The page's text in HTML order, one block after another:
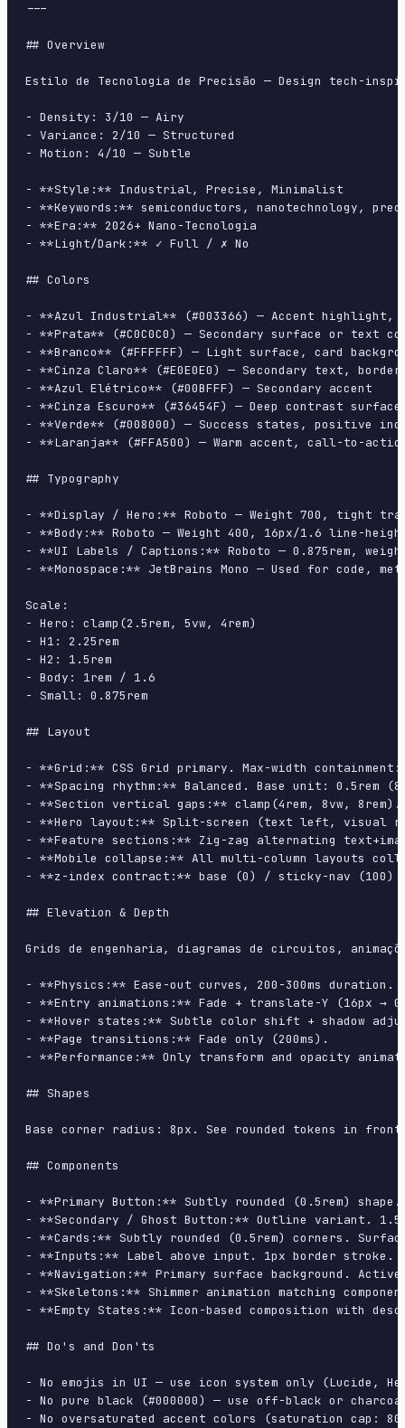
---
## Overview
Estilo de Tecnologia de Precisão — Design tech-
- Density: 3/10 — Airy
- Variance: 2/10 — Structured
- Motion: 4/10 — Subtle
- **Style:** Industrial, Precise, Minimalist
- **Keywords:** semiconductors, nanotechnology,
- **Era:** 2026+ Nano-Tecnologia
- **Light/Dark:** ✓ Full / ✗ No
## Colors
- **Azul Industrial** (#003366) — Accent highlight,
- **Prata** (#C0C0C0) — Secondary surface or text
- **Branco** (#FFFFFF) — Light surface, card
- **Cinza Claro** (#E0E0E0) — Secondary text,
- **Azul Elétrico** (#00BFFF) — Secondary accent
- **Cinza Escuro** (#36454F) — Deep contrast surface
- **Verde** (#008000) — Success states, positive
- **Laranja** (#FFA500) — Warm accent, call-to-
## Typography
- **Display / Hero:** Roboto — Weight 700, tight
- **Body:** Roboto — Weight 400, 16px/1.6 line-
- **UI Labels / Captions:** Roboto — 0.875rem,
- **Monospace:** JetBrains Mono — Used for code,
Scale:
- Hero: clamp(2.5rem, 5vw, 4rem)
- H1: 2.25rem
- H2: 1.5rem
- Body: 1rem / 1.6
- Small: 0.875rem
## Layout
- **Grid:** CSS Grid primary. Max-width
- **Spacing rhythm:** Balanced. Base unit: 0.5rem
- **Section vertical gaps:** clamp(4rem, 8vw, 8rem).
- **Hero layout:** Split-screen (text left, visual
- **Feature sections:** Zig-zag alternating
- **Mobile collapse:** All multi-column layouts
- **z-index contract:** base (0) / sticky-nav
## Elevation & Depth
Grids de engenharia, diagramas de circuitos,
- **Physics:** Ease-out curves, 200-300ms duration.
- **Entry animations:** Fade + translate-Y (16px →
- **Hover states:** Subtle color shift + shadow
- **Page transitions:** Fade only (200ms).
- **Performance:** Only transform and opacity
## Shapes
Base corner radius: 8px. See rounded tokens in
## Components
- **Primary Button:** Subtly rounded (0.5rem)
- **Secondary / Ghost Button:** Outline variant.
- **Cards:** Subtly rounded (0.5rem) corners.
- **Inputs:** Label above input. 1px border
- **Navigation:** Primary surface background.
- **Skeletons:** Shimmer animation matching
- **Empty States:** Icon-based composition with
## Do's and Don'ts
- No emojis in UI — use icon system only (Lucide,
- No pure black (#000000) — use off-black or
- No oversaturated accent colors (saturation cap: